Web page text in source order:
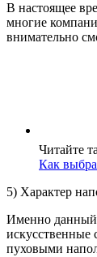
В настоящее
многие
внимательно
Читайте
Как
5) Характер
Именно данный
искусственные
пуховыми